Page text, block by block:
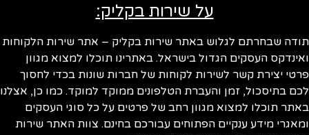
על שירות בקליק:
שבחרתם לגלוש באתר שירות בקליק – אתר שירות הלקוחות
העסקים הגדול בישראל. באתרינו תוכלו למצוא מגוון
יצירת קשר לשירות לקוחות של חברות שונות בכדי לחסוך
בתיסכול, זמן והעברת הטלפונים ממוקד למוקד. כמו כן, אצלנו
תוכלו למצוא מגוון רחב של פרטים על כל סוגי העסקים
מידע ענקיים הפתוחים עבורכם בחינם. צוות האתר שירות